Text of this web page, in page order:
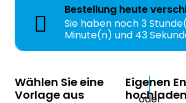
Bestellung heute
Sie haben noch3
Minute(n) und 42
Wählen Sie eine
Vorlage aus
Eigenen
hochladen